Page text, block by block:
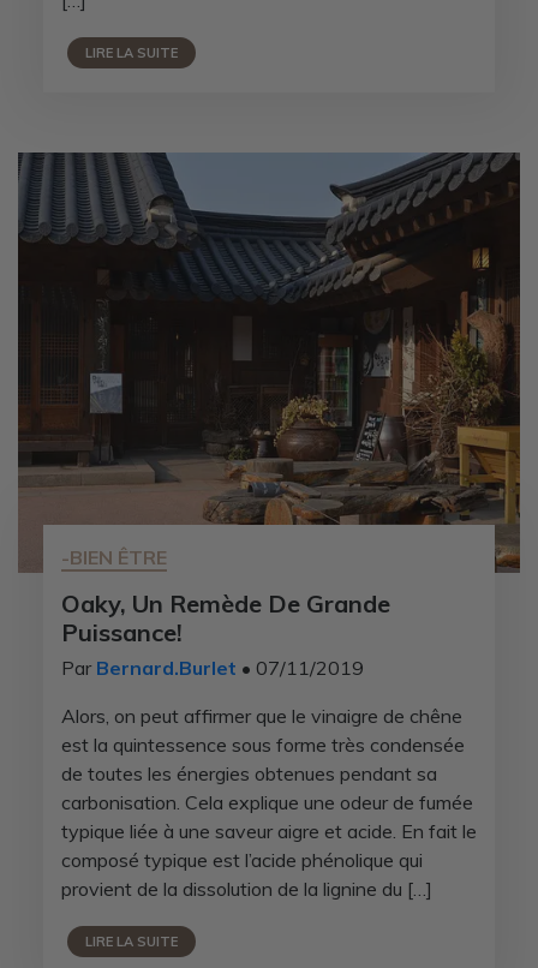
LIRE LA SUITE
-BIEN ÊTRE
Oaky, Un Remède De Grande
Puissance!
Par Bernard.Burlet • 07/11/2019
Alors, on peut affirmer que le vinaigre de chêne
est la quintessence sous forme très condensée
de toutes les énergies obtenues pendant sa
carbonisation. Cela explique une odeur de fumée
typique liée à une saveur aigre et acide. En fait le
composé typique est l’acide phénolique qui
provient de la dissolution de la lignine du […]
LIRE LA SUITE